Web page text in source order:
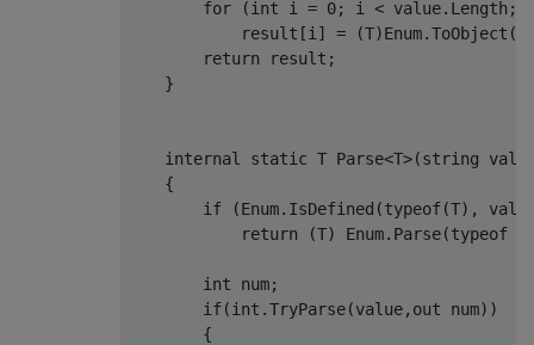
for (int i = 0; i < value. Length ;
            result
[i ] = (T)Enum.ToObject (
return result ;
}
internal static T Parse<T>(string
{
if
(Enum. IsDefined (typeof(T),
return
(T) Enum. Parse(typeof
int num;
if(int .TryParse(value, out num))
{